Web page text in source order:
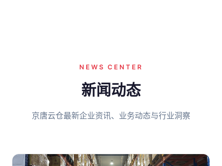
NEWS CENTER
新闻动态
京唐云仓最新企业资讯、业务动态与行业洞察